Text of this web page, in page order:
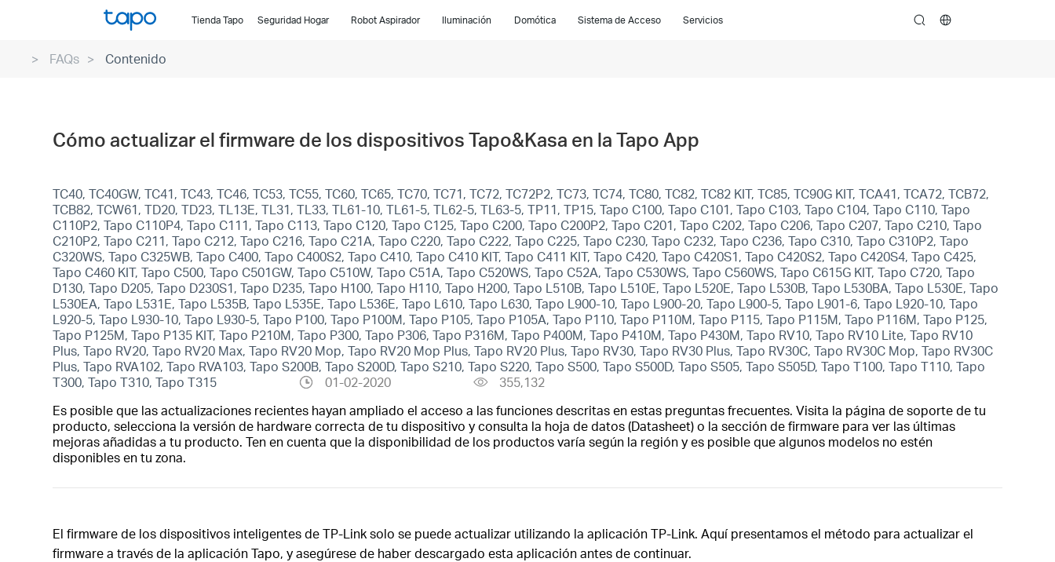
Tienda Tapo Seguridad Hogar Robot Aspirador Iluminación Domótica Sistema de Acceso Servicios search
FAQs Contenido
Cómo actualizar el firmware de los dispositivos Tapo&Kasa en la Tapo App
TC40, TC40GW, TC41, TC43, TC46, TC53, TC55, TC60, TC65, TC70, TC71, TC72, TC72P2, TC73, TC74, TC80, TC82, TC82 KIT, TC85, TC90G KIT, TCA41, TCA72, TCB72,
TCB82, TCW61, TD20, TD23, TL13E, TL31, TL33, TL61-10, TL61-5, TL62-5, TL63-5, TP11, TP15, Tapo C100, Tapo C101, Tapo C103, Tapo C104, Tapo C110, Tapo
C110P2, Tapo C110P4, Tapo C111, Tapo C113, Tapo C120, Tapo C125, Tapo C200, Tapo C200P2, Tapo C201, Tapo C202, Tapo C206, Tapo C207, Tapo C210, Tapo
C210P2, Tapo C211, Tapo C212, Tapo C216, Tapo C21A, Tapo C220, Tapo C222, Tapo C225, Tapo C230, Tapo C232, Tapo C236, Tapo C310, Tapo C310P2, Tapo
C320WS, Tapo C325WB, Tapo C400, Tapo C400S2, Tapo C410, Tapo C410 KIT, Tapo C411 KIT, Tapo C420, Tapo C420S1, Tapo C420S2, Tapo C420S4, Tapo C425,
Tapo C460 KIT, Tapo C500, Tapo C501GW, Tapo C510W, Tapo C51A, Tapo C520WS, Tapo C52A, Tapo C530WS, Tapo C560WS, Tapo C615G KIT, Tapo C720, Tapo
D130, Tapo D205, Tapo D230S1, Tapo D235, Tapo H100, Tapo H110, Tapo H200, Tapo L510B, Tapo L510E, Tapo L520E, Tapo L530B, Tapo L530BA, Tapo L530E, Tapo
L530EA, Tapo L531E, Tapo L535B, Tapo L535E, Tapo L536E, Tapo L610, Tapo L630, Tapo L900-10, Tapo L900-20, Tapo L900-5, Tapo L901-6, Tapo L920-10, Tapo
L920-5, Tapo L930-10, Tapo L930-5, Tapo P100, Tapo P100M, Tapo P105, Tapo P105A, Tapo P110, Tapo P110M, Tapo P115, Tapo P115M, Tapo P116M, Tapo P125,
Tapo P125M, Tapo P135 KIT, Tapo P210M, Tapo P300, Tapo P306, Tapo P316M, Tapo P400M, Tapo P410M, Tapo P430M, Tapo RV10, Tapo RV10 Lite, Tapo RV10
Plus, Tapo RV20, Tapo RV20 Max, Tapo RV20 Mop, Tapo RV20 Mop Plus, Tapo RV20 Plus, Tapo RV30, Tapo RV30 Plus, Tapo RV30C, Tapo RV30C Mop, Tapo RV30C
Plus, Tapo RVA102, Tapo RVA103, Tapo S200B, Tapo S200D, Tapo S210, Tapo S220, Tapo S500, Tapo S500D, Tapo S505, Tapo S505D, Tapo T100, Tapo T110, Tapo
T300, Tapo T310, Tapo T315
01-02-2020
355,132
Es posible que las actualizaciones recientes hayan ampliado el acceso a las funciones descritas en estas preguntas frecuentes. Visita la página de soporte de tu
producto, selecciona la versión de hardware correcta de tu dispositivo y consulta la hoja de datos (Datasheet) o la sección de firmware para ver las últimas
mejoras añadidas a tu producto. Ten en cuenta que la disponibilidad de los productos varía según la región y es posible que algunos modelos no estén
disponibles en tu zona.
El firmware de los dispositivos inteligentes de TP-Link solo se puede actualizar utilizando la aplicación TP-Link. Aquí presentamos el método para actualizar el
firmware a través de la aplicación Tapo, y asegúrese de haber descargado esta aplicación antes de continuar.